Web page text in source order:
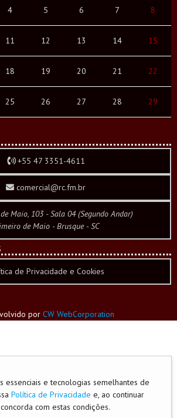
4 5 6 7 8
11 12 13 14 15
18 19 20 21 22
25 26 27 28 29
+55 47 3351-4611
comercial@rc.fm.br
Maio, 103 - Sala 04 (Segundo Andar)
de Maio - Brusque - SC
de Privacidade e Cookies
por CW WebCorporation
essenciais e tecnologias semelhantes de
Política de Privacidade e, ao continuar
com estas condições.